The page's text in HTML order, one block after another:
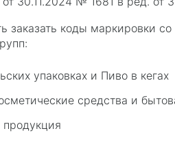
заказать коды маркировки
упаковках и Пиво в кегах
средства и
продукция